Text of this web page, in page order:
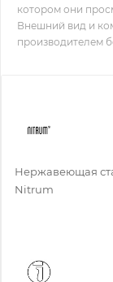
котором они
Внешний вид и
производителем
Нержавеющая
Nitrum